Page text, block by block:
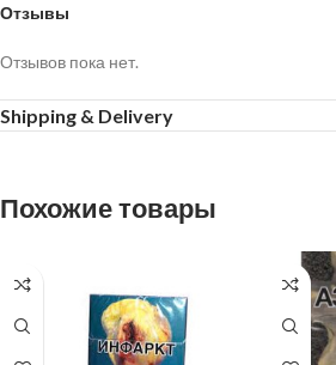
Отзывы
Отзывов пока нет.
Shipping & Delivery
Похожие товары